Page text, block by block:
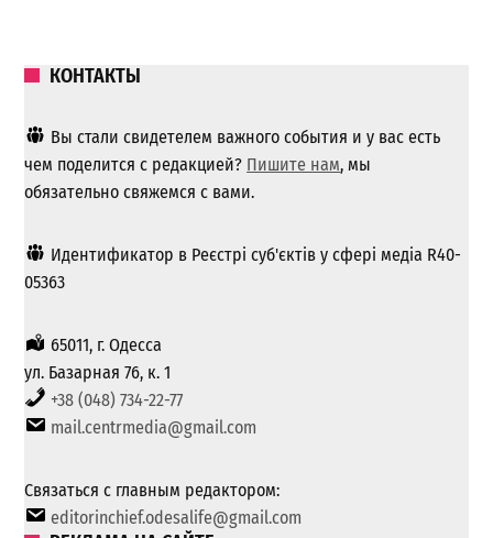
КОНТАКТЫ
Вы стали свидетелем важного события и у вас есть
чем поделится с редакцией? Пишите нам, мы
обязательно свяжемся с вами.
Идентификатор в Реєстрі суб'єктів у сфері медіа R40-
05363
65011, г. Одесса
ул. Базарная 76, к. 1
+38 (048) 734-22-77
mail.centrmedia@gmail.com
Связаться с главным редактором:
editorinchief.odesalife@gmail.com